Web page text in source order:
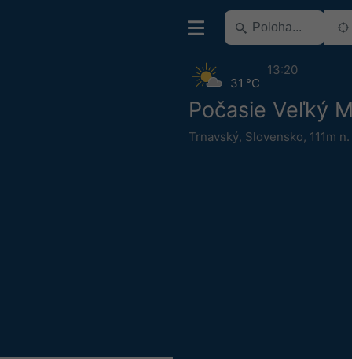
Počasie Veľký
Trnavský, Slovensko, 111m
31 °C
13:20